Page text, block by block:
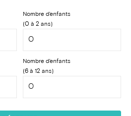
Nombre d'enfants
(0 à 2 ans)
Nombre d'enfants
(6 à 12 ans)